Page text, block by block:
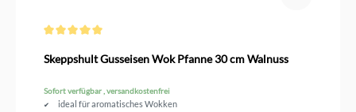
Skeppshult Gusseisen Wok Pfanne 30 cm Walnuss
Sofort verfügbar , versandkostenfrei
ideal für aromatisches Wokken